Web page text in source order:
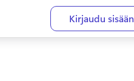
Kirjaudu sisään